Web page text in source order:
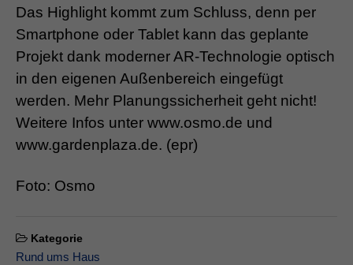
Das Highlight kommt zum Schluss, denn per
Smartphone oder Tablet kann das geplante
Projekt dank moderner AR-Technologie optisch
in den eigenen Außenbereich eingefügt
werden. Mehr Planungssicherheit geht nicht!
Weitere Infos unter www.osmo.de und
www.gardenplaza.de. (epr)
Foto: Osmo
Kategorie
Rund ums Haus